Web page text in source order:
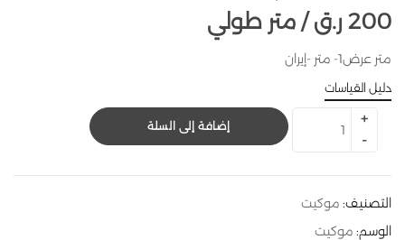
متر طولي / 200 ر.ق
متر عرض1- متر -إيران
دليل القياسات
إضافة إلى السلة
التصنيف: موكيت
الوسم: موكيت